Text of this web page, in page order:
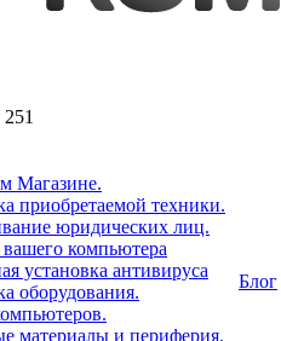
Магазине.
приобретаемой техники.
юридических лиц.
компьютера
установка антивируса
оборудования.
материалы и периферия.
Блог